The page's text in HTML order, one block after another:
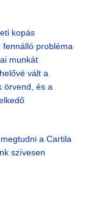
kopás
fennálló probléma
munkát
vált a
örvend, és a
a Cartila
szívesen